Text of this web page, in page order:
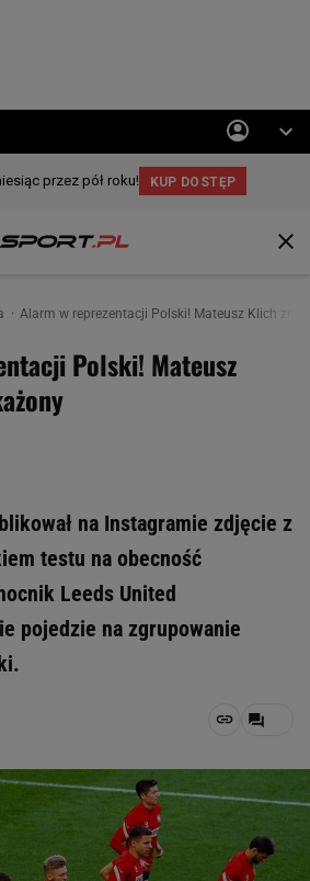
Alarm w reprezentacji Polski! Mateusz Klich
Polski! Mateusz
na Instagramie zdjęcie z
testu na obecność
Leeds United
pojedzie na zgrupowanie